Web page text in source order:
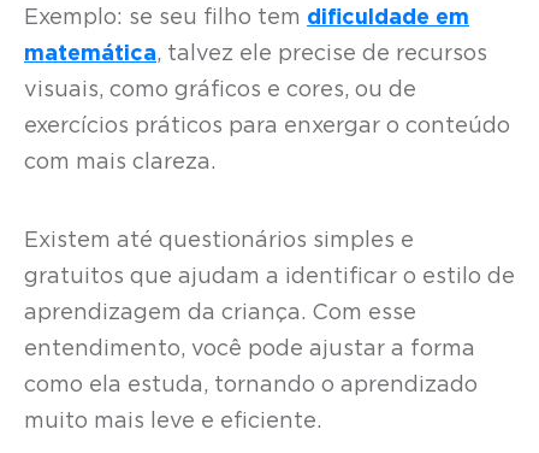
Exemplo: se seu filho tem dificuldade em
matemática, talvez ele precise de recursos
visuais, como gráficos e cores, ou de
exercícios práticos para enxergar o conteúdo
com mais clareza.
Existem até questionários simples e
gratuitos que ajudam a identificar o estilo de
aprendizagem da criança. Com esse
entendimento, você pode ajustar a forma
como ela estuda, tornando o aprendizado
muito mais leve e eficiente.